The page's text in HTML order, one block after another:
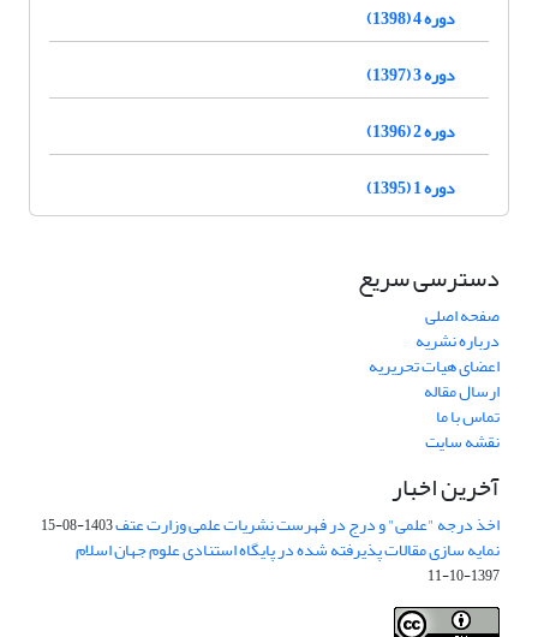
دوره 4 (1398)
دوره 3 (1397)
دوره 2 (1396)
دوره 1 (1395)
دسترسی سریع
صفحه اصلی
درباره نشریه
اعضای هیات تحریریه
ارسال مقاله
تماس با ما
نقشه سایت
آخرین اخبار
اخذ درجه "علمی" و درج در فهرست نشریات علمی وزارت عتف1403-08-15
نمایه سازی مقالات پذیرفته شده در پایگاه استنادی علوم جهان اسلام
1397-10-11